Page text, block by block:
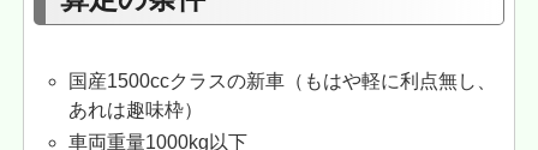
国産1500ccクラスの新車（もはや軽に利点無し、
あれは趣味枠）
車両重量1000kg以下